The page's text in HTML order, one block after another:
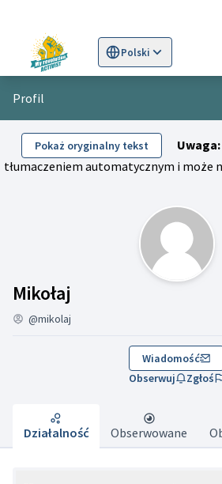
Polski
Sprache wählen Choose
Profil
Pokaż oryginalny tekst Uwaga:
tłumaczeniem automatycznym i może
Mikołaj
@mikolaj
Wiadomość
Obserwuj
Zgłoś
Działalność Obserwowane